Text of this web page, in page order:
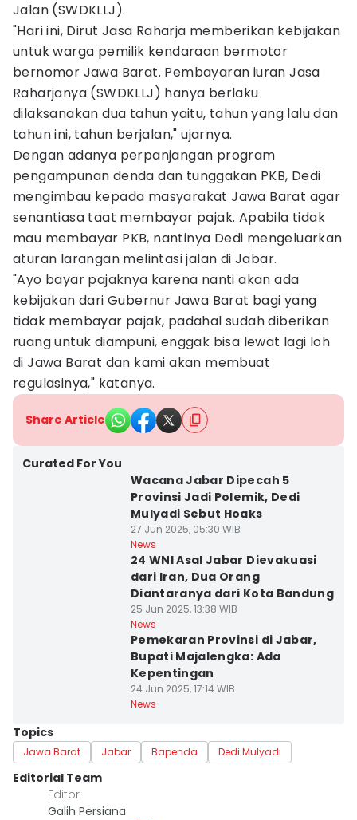
Jalan (SWDKLLJ).
"Hari ini, Dirut Jasa Raharja memberikan kebijakan
untuk warga pemilik kendaraan bermotor
bernomor Jawa Barat. Pembayaran iuran Jasa
Raharjanya (SWDKLLJ) hanya berlaku
dilaksanakan dua tahun yaitu, tahun yang lalu dan
tahun ini, tahun berjalan," ujarnya.
Dengan adanya perpanjangan program
pengampunan denda dan tunggakan PKB, Dedi
mengimbau kepada masyarakat Jawa Barat agar
senantiasa taat membayar pajak. Apabila tidak
mau membayar PKB, nantinya Dedi mengeluarkan
aturan larangan melintasi jalan di Jabar.
"Ayo bayar pajaknya karena nanti akan ada
kebijakan dari Gubernur Jawa Barat bagi yang
tidak membayar pajak, padahal sudah diberikan
ruang untuk diampuni, enggak bisa lewat lagi loh
di Jawa Barat dan kami akan membuat
regulasinya," katanya.
Share Article
Curated For You
Wacana Jabar Dipecah 5
Provinsi Jadi Polemik, Dedi
Mulyadi Sebut Hoaks
27 Jun 2025, 05:30 WIB
News
24 WNI Asal Jabar Dievakuasi
dari Iran, Dua Orang
Diantaranya dari Kota Bandung
25 Jun 2025, 13:38 WIB
News
Pemekaran Provinsi di Jabar,
Bupati Majalengka: Ada
Kepentingan
24 Jun 2025, 17:14 WIB
News
Topics
Jawa Barat Jabar Bapenda Dedi Mulyadi
Editorial Team
Editor
Galih Persiana